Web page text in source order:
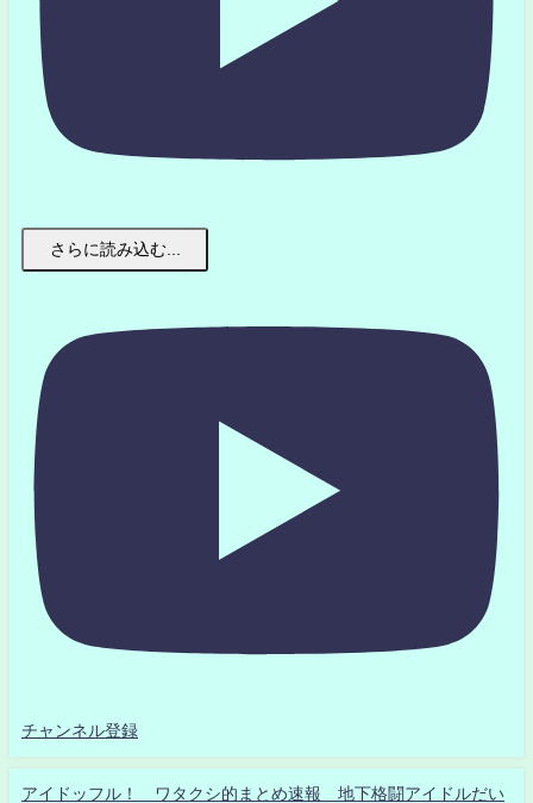
さらに読み込む...
チャンネル登録
アイドッフル！ ワタクシ的まとめ速報 地下格闘アイドルだい